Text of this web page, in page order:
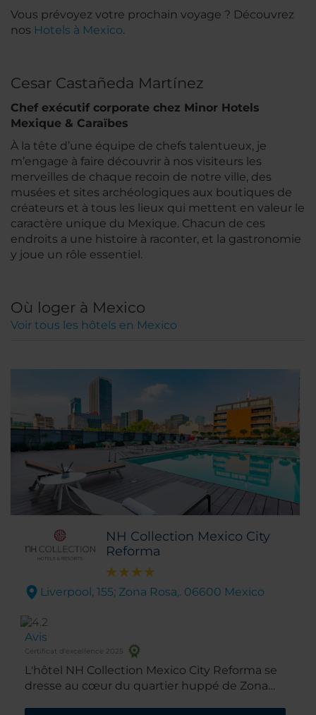
Vous prévoyez votre prochain voyage ? Découvrez
nos Hotels à Mexico.
Cesar Castañeda Martínez
Chef exécutif corporate chez Minor Hotels
Mexique & Caraïbes
À la tête d’une équipe de chefs talentueux, je
m’engage à faire découvrir à nos visiteurs les
merveilles de chaque recoin de notre ville, des
musées et sites archéologiques aux boutiques de
créateurs et à tous les lieux qui mettent en valeur le
caractère unique du Mexique. Chacun de ces
endroits a une histoire à raconter, et la gastronomie
y joue un rôle essentiel.
Où loger à Mexico
Voir tous les hôtels en Mexico
NH Collection Mexico City
Reforma
Liverpool, 155; Zona Rosa,. 06600 Mexico
Avis
Certificat d'excellence 2025
L'hôtel NH Collection Mexico City Reforma se
dresse au cœur du quartier huppé de Zona